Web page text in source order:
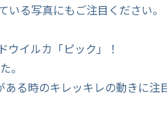
いる写真にもご注目ください。
ウイルカ「ピック」！
。
る時のキレッキレの動きに注